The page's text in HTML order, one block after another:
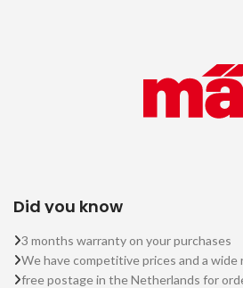
Did you know
3 months warranty on your purchases
We have competitive prices and a wide
free postage in the Netherlands for